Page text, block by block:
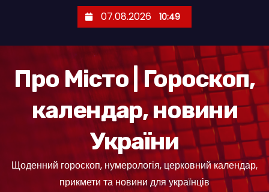
07.08.2026 10:49
Про Місто | Гороскоп,
календар, новини
України
Щоденний гороскоп, нумерологія, церковний календар,
прикмети та новини для українців